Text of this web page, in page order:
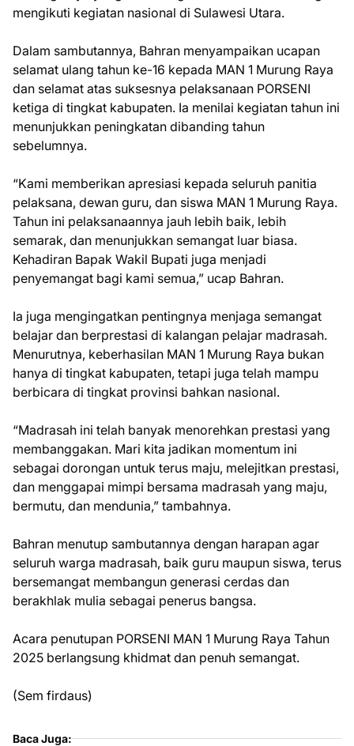
mengikuti kegiatan nasional di Sulawesi Utara.
Dalam sambutannya, Bahran menyampaikan ucapan
selamat ulang tahun ke-16 kepada MAN 1 Murung Raya
dan selamat atas suksesnya pelaksanaan PORSENI
ketiga di tingkat kabupaten. Ia menilai kegiatan tahun ini
menunjukkan peningkatan dibanding tahun
sebelumnya.
“Kami memberikan apresiasi kepada seluruh panitia
pelaksana, dewan guru, dan siswa MAN 1 Murung Raya.
Tahun ini pelaksanaannya jauh lebih baik, lebih
semarak, dan menunjukkan semangat luar biasa.
Kehadiran Bapak Wakil Bupati juga menjadi
penyemangat bagi kami semua,” ucap Bahran.
Ia juga mengingatkan pentingnya menjaga semangat
belajar dan berprestasi di kalangan pelajar madrasah.
Menurutnya, keberhasilan MAN 1 Murung Raya bukan
hanya di tingkat kabupaten, tetapi juga telah mampu
berbicara di tingkat provinsi bahkan nasional.
“Madrasah ini telah banyak menorehkan prestasi yang
membanggakan. Mari kita jadikan momentum ini
sebagai dorongan untuk terus maju, melejitkan prestasi,
dan menggapai mimpi bersama madrasah yang maju,
bermutu, dan mendunia,” tambahnya.
Bahran menutup sambutannya dengan harapan agar
seluruh warga madrasah, baik guru maupun siswa, terus
bersemangat membangun generasi cerdas dan
berakhlak mulia sebagai penerus bangsa.
Acara penutupan PORSENI MAN 1 Murung Raya Tahun
2025 berlangsung khidmat dan penuh semangat.
(Sem firdaus)
Baca Juga: